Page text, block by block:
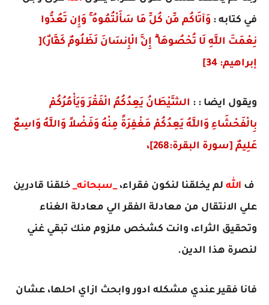
في كتابه : وَآتَاكُم مِّن كُلِّ مَا سَأَلْتُمُوهُ ۚ وَإِن تَعُدُّوا
نِعْمَتَ اللَّهِ لَا تُحْصُوهَا ۗ إِنَّ الْإِنسَانَ لَظَلُومٌ كَفَّارٌ﴾[
إبراهيم: 34]
ويقول ايضا : : الشَّيْطَانُ يَعِدُكُمُ الْفَقْرَ وَيَأْمُرُكُمْ
بِالْفَحْشَاءِ وَاللَّهُ يَعِدُكُمْ مَغْفِرَةً مِنْهُ وَفَضْلاً وَاللَّهُ وَاسِعٌ
عَلِيمٌ [سورة البقرة:268]،
ف الله لم يخلقنا لنكون فقراء،_سبحانه_خلقنا قادرين
علي الانتقال من معادلة الفقر الي معادلة الغناء
وتحقيق الثراء، وانت كشخص ملزوم منك تبقي غني
لنصرة هذا الدين.
فانا فقير عندي مشكله ادور وابحث ازاي احلها، عشان